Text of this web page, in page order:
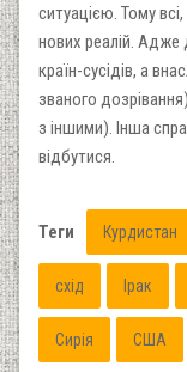
ситуацією. Тому
нових реалій.
країн-сусідів, а
званого
з іншими). Інша
відбутися.
Теги Курдистан
схід Ірак
Сирія США